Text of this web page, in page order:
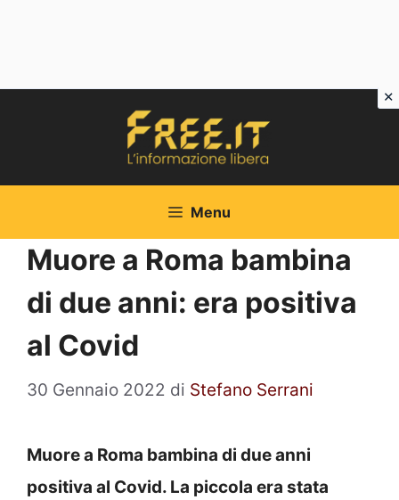
Menu
Muore a Roma bambina
di due anni: era positiva
al Covid
30 Gennaio 2022 di Stefano Serrani
Muore a Roma bambina di due anni
positiva al Covid. La piccola era stata